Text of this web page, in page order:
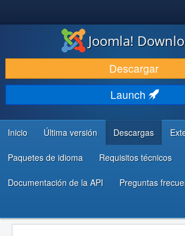
DESCARGAR & EXTENDER
DESCUBRE & APRENDE
COMUNIDAD & SOPORTE
RECURSOS PARA DESARROLLADORES
Joomla!
Descargar
Launch
Inicio Última versión Descargas
Paquetes de idioma Requisitos técnicos
Documentación de la API Preguntas